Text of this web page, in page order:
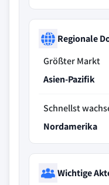
Regionale
Größter Markt
Asien-Pazifik
Schnellst
Nordamerika
Wichtige